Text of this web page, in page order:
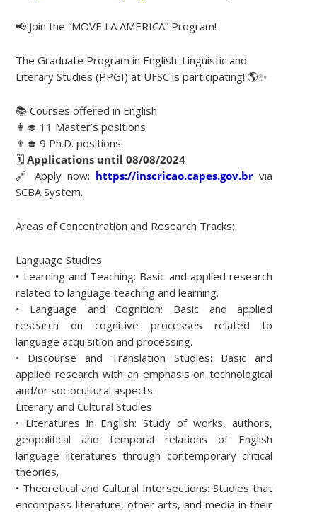
📢 Join the “MOVE LA AMERICA” Program!
The Graduate Program in English: Linguistic and
Literary Studies (PPGI) at UFSC is participating! 🌎✨
📚 Courses offered in English
👩‍🎓 11 Master’s positions
👨‍🎓 9 Ph.D. positions
🗓Applications until 08/08/2024
🔗 Apply now: https://inscricao.capes.gov.br via
SCBA System.
Areas of Concentration and Research Tracks:
Language Studies
• Learning and Teaching: Basic and applied research
related to language teaching and learning.
• Language and Cognition: Basic and applied
research on cognitive processes related to
language acquisition and processing.
• Discourse and Translation Studies: Basic and
applied research with an emphasis on technological
and/or sociocultural aspects.
Literary and Cultural Studies
• Literatures in English: Study of works, authors,
geopolitical and temporal relations of English
language literatures through contemporary critical
theories.
• Theoretical and Cultural Intersections: Studies that
encompass literature, other arts, and media in their